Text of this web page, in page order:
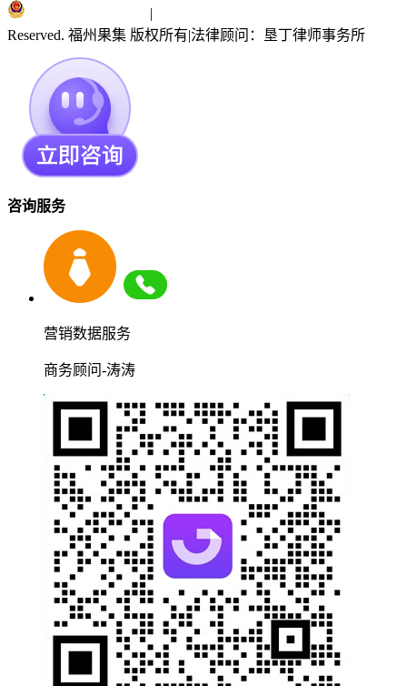
|
Reserved. 福州果集 版权所有|法律顾问：垦丁律师事务所
咨询服务
营销数据服务
商务顾问-涛涛